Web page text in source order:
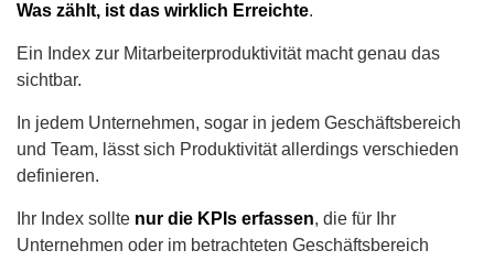
Was zählt, ist das wirklich Erreichte.
Ein Index zur Mitarbeiterproduktivität macht genau das
sichtbar.
In jedem Unternehmen, sogar in jedem Geschäftsbereich
und Team, lässt sich Produktivität allerdings verschieden
definieren.
Ihr Index sollte nur die KPIs erfassen, die für Ihr
Unternehmen oder im betrachteten Geschäftsbereich